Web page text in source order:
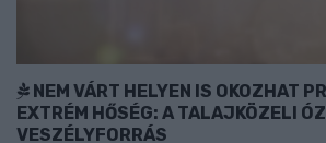
NEM VÁRT HELYEN IS OKOZHAT
EXTRÉM HŐSÉG: A TALAJKÖZELI
VESZÉLYFORRÁS